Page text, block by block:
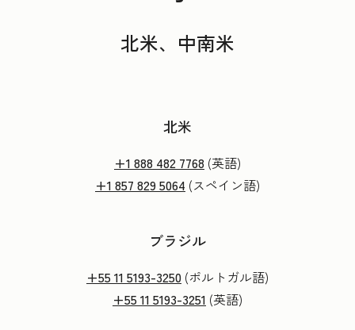
北米、中南米
北米
+1 888 482 7768 (英語)
+1 857 829 5064 (スペイン語)
ブラジル
+55 11 5193-3250 (ポルトガル語)
+55 11 5193-3251 (英語)